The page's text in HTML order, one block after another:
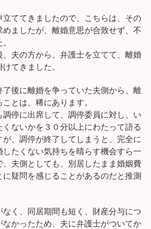
立ててきましたので、こちらは、その
ましたが、離婚意思が合致せず、不
、夫の方から、弁護士を立てて、離婚
てきました。
了後に離婚を争っていた夫側から、離
とは、稀にあります。
停に出席して、調停委員に対し、い
ないかを３０分以上にわたって語る
、調停が終了してしまうと、完全に
たくない気持ちを晴らす機会すら一
、夫側としても、別居したまま婚姻費
に疑問を感じることがあるのだと推測
く、同居期間も短く、財産分与につ
なかったため、夫に弁護士がついてか